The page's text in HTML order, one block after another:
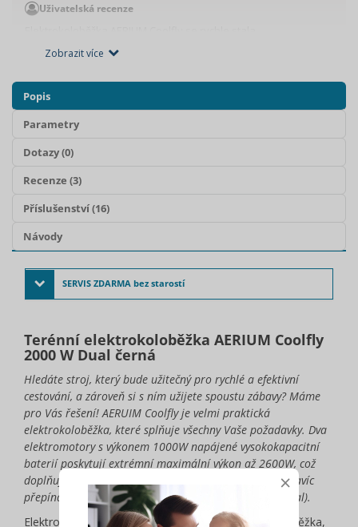
Uživatelská recenze
velmi praktická a má skvělý design, který každého upoutá.
Zobrazit další recenze
Zobrazit více
Popis
Parametry
Dotazy (0)
Recenze (3)
Příslušenství (16)
Návody
SERVIS ZDARMA bez starostí
Terénní elektrokoloběžka AERIUM Coolfly
2000 W Dual černá
Hledáte stroj, který bude užitečný pro rychlé a efektivní
cestování, a zároveň si s ním užijete spoustu zábavy? Máme
pro Vás řešení! AERUIM Coolfly je velmi praktická
elektrokoloběžka, které splňuje všechny Vaše požadavky. Dva
elektromotory s výkonem 1000W napájené vysokokapacitní
baterií poskytují extrémní maximální výkon až 2600W, což
doplňuje velice jednoduchý, ale pohledný design. Lze navíc
přepínat jízdní módy - jízdu na jeden motor či oba (dual).
Elektrokoloběžka AERIUM Coolfly je designová koloběžka,
×